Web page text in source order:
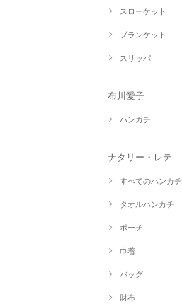
スローケット
ブランケット
スリッパ
布川愛子
ハンカチ
ナタリー・レテ
すべてのハンカチ
タオルハンカチ
ポーチ
巾着
バッグ
財布